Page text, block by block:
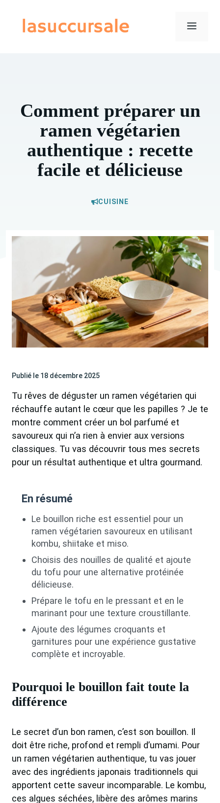
contenu
Menu
Comment préparer un
ramen végétarien
authentique : recette
facile et délicieuse
CUISINE
Publié le 18 décembre 2025
Tu rêves de déguster un ramen végétarien qui
réchauffe autant le cœur que les papilles ? Je te
montre comment créer un bol parfumé et
savoureux qui n’a rien à envier aux versions
classiques. Tu vas découvrir tous mes secrets
pour un résultat authentique et ultra gourmand.
En résumé
Le bouillon riche est essentiel pour un
ramen végétarien savoureux en utilisant
kombu, shiitake et miso.
Choisis des nouilles de qualité et ajoute
du tofu pour une alternative protéinée
délicieuse.
Prépare le tofu en le pressant et en le
marinant pour une texture croustillante.
Ajoute des légumes croquants et
garnitures pour une expérience gustative
complète et incroyable.
Pourquoi le bouillon fait toute la
différence
Le secret d’un bon ramen, c’est son bouillon. Il
doit être riche, profond et rempli d’umami. Pour
un ramen végétarien authentique, tu vas jouer
avec des ingrédients japonais traditionnels qui
apportent cette saveur incomparable. Le kombu,
ces algues séchées, libère des arômes marins